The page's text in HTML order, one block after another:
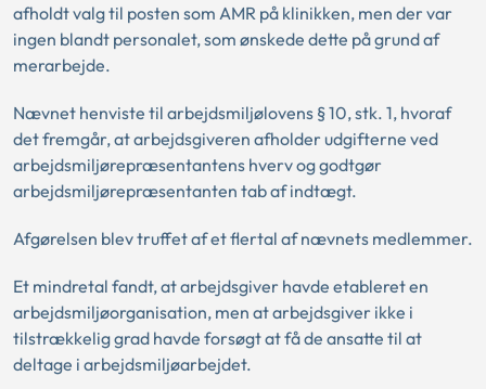
afholdt valg til posten som AMR på klinikken, men der var
ingen blandt personalet, som ønskede dette på grund af
merarbejde.
Nævnet henviste til arbejdsmiljølovens § 10, stk. 1, hvoraf
det fremgår, at arbejdsgiveren afholder udgifterne ved
arbejdsmiljørepræsentantens hverv og godtgør
arbejdsmiljørepræsentanten tab af indtægt.
Afgørelsen blev truffet af et flertal af nævnets medlemmer.
Et mindretal fandt, at arbejdsgiver havde etableret en
arbejdsmiljøorganisation, men at arbejdsgiver ikke i
tilstrækkelig grad havde forsøgt at få de ansatte til at
deltage i arbejdsmiljøarbejdet.